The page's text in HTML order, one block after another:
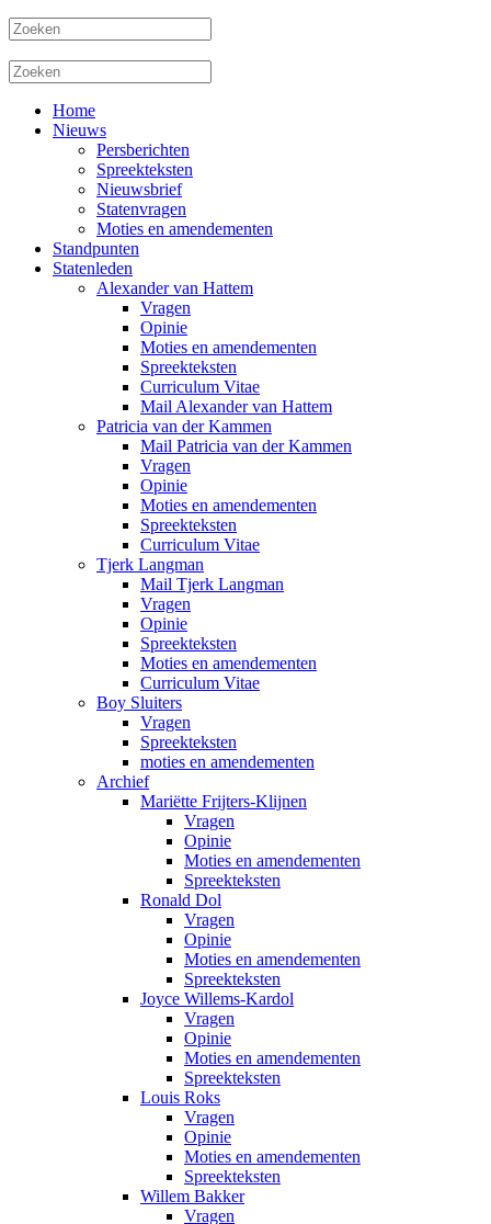
Home
Nieuws
Persberichten
Spreekteksten
Nieuwsbrief
Statenvragen
Moties en amendementen
Standpunten
Statenleden
Alexander van Hattem
Vragen
Opinie
Moties en amendementen
Spreekteksten
Curriculum Vitae
Mail Alexander van Hattem
Patricia van der Kammen
Mail Patricia van der Kammen
Vragen
Opinie
Moties en amendementen
Spreekteksten
Curriculum Vitae
Tjerk Langman
Mail Tjerk Langman
Vragen
Opinie
Spreekteksten
Moties en amendementen
Curriculum Vitae
Boy Sluiters
Vragen
Spreekteksten
moties en amendementen
Archief
Mariëtte Frijters-Klijnen
Vragen
Opinie
Moties en amendementen
Spreekteksten
Ronald Dol
Vragen
Opinie
Moties en amendementen
Spreekteksten
Joyce Willems-Kardol
Vragen
Opinie
Moties en amendementen
Spreekteksten
Louis Roks
Vragen
Opinie
Moties en amendementen
Spreekteksten
Willem Bakker
Vragen